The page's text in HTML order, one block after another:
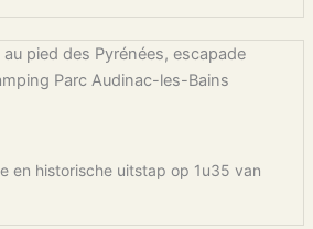
en historische uitstap op 1u35 van